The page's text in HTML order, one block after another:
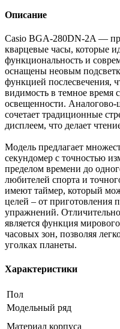
Описание
Casio BGA-280DN-2A —
кварцевые часы, которые
функциональность и
оснащены неовым
функцией послесвечения,
видимость в темное время
освещенности.
сочетает традиционные
дисплеем, что делает
Модель предлагает
секундомер с точностью
пределом времени до
любителей спорта и
имеют таймер, который
целей – от приготовления
упражнений.
является функция
часовых зон, позволяя
уголках планеты.
Характеристики
Пол
Модельный ряд
Материал корпуса